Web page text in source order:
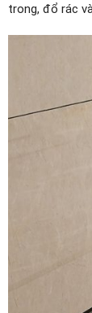
trong, đổ rác